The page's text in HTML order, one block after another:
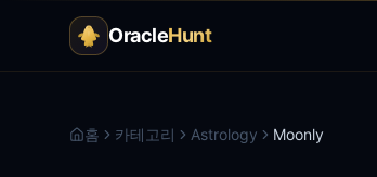
OracleHunt
홈 카테고리 Astrology Moonly